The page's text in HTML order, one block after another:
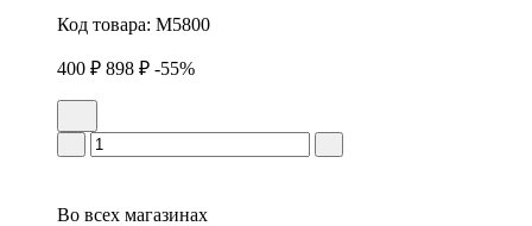
Код товара: M5800
400 ₽ 898 ₽ -55%
Во всех магазинах